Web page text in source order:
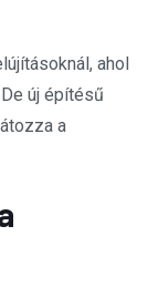
ahol
új építésű
a